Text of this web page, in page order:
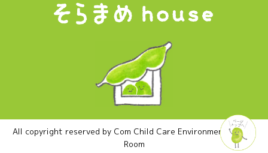
All copyright reserved by Com Child Care Environment Design
Room